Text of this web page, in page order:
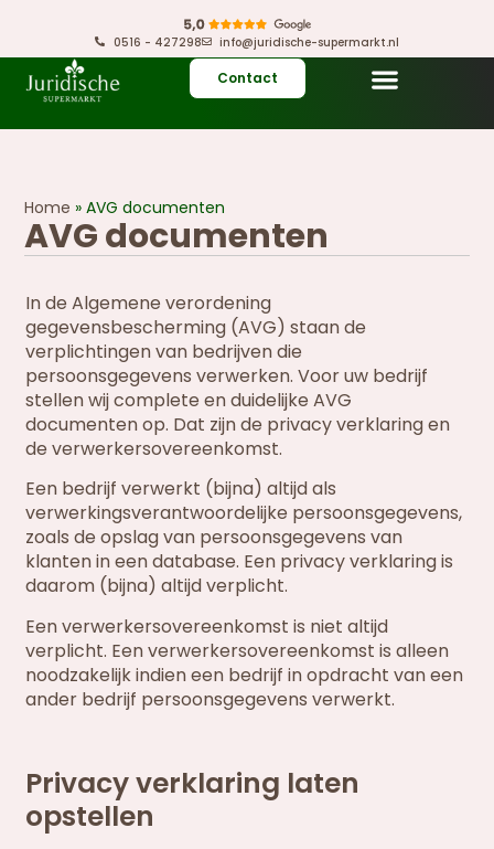
0516 - 427298 info@juridische-supermarkt.nl
Contact
AVG documenten
Home »AVG documenten
In de Algemene verordening
gegevensbescherming (AVG) staan de
verplichtingen van bedrijven die
persoonsgegevens verwerken. Voor uw bedrijf
stellen wij complete en duidelijke AVG
documenten op. Dat zijn de privacy verklaring en
de verwerkersovereenkomst.
Een bedrijf verwerkt (bijna) altijd als
verwerkingsverantwoordelijke persoonsgegevens,
zoals de opslag van persoonsgegevens van
klanten in een database. Een privacy verklaring is
daarom (bijna) altijd verplicht.
Een verwerkersovereenkomst is niet altijd
verplicht. Een verwerkersovereenkomst is alleen
noodzakelijk indien een bedrijf in opdracht van een
ander bedrijf persoonsgegevens verwerkt.
Privacy verklaring laten
opstellen